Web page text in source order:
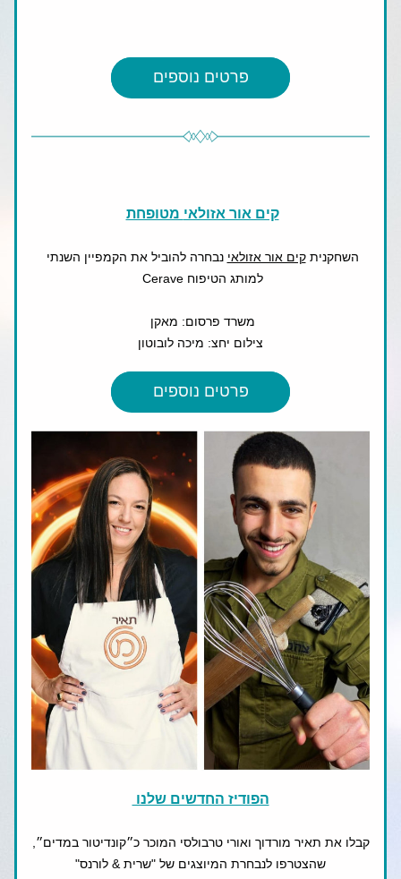
פרטים נוספים
קים אור אזולאי מטופחת
השחקנית קים אור אזולאי
למותג הטיפוח Cerave
משרד פרסום: מאקן
צילום יחצ: מיכה לובוטון
פרטים נוספים
הפודיז החדשים שלנו
שהצטרפו לנבחרת המיוצגים של "שרית & לורנס"